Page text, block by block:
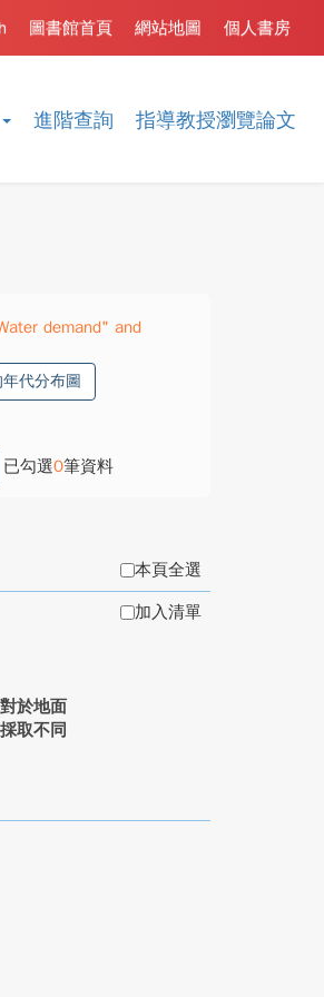
進階查詢 指導教授瀏覽論文
個人書房
網站地圖
圖書館首頁
demand" and
代分布圖
已勾選0筆資料
本頁全選
於地面
取不同
加入清單